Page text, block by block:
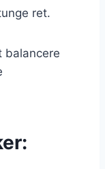
ret.
balancere